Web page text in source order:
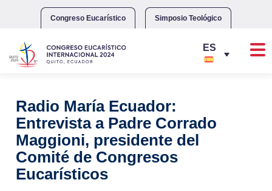
Congreso Eucarístico Simposio Teológico
Radio María Ecuador:
Entrevista a Padre Corrado
Maggioni, presidente del
Comité de Congresos
Eucarísticos